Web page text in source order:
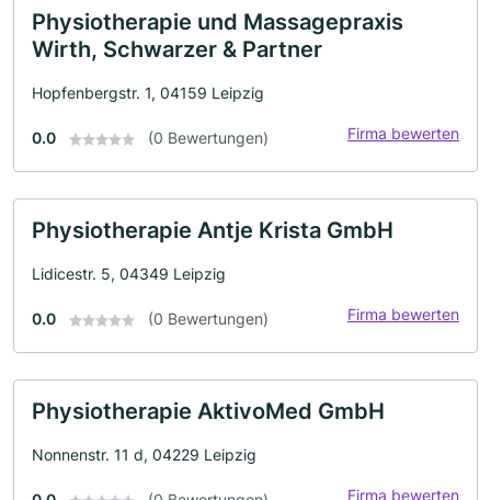
Physiotherapie und Massagepraxis
Wirth, Schwarzer & Partner
Hopfenbergstr. 1, 04159 Leipzig
0.0 (0 Bewertungen) Firma bewerten
Physiotherapie Antje Krista GmbH
Lidicestr. 5, 04349 Leipzig
0.0 (0 Bewertungen) Firma bewerten
Physiotherapie AktivoMed GmbH
Nonnenstr. 11 d, 04229 Leipzig
Firma bewerten